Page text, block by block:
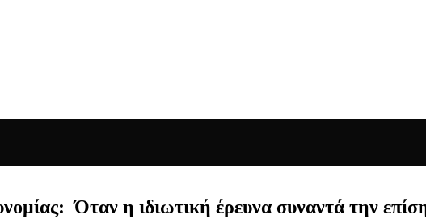
Όταν η ιδιωτική έρευνα συναντά την